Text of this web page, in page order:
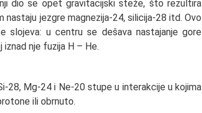
dio se opet gravitacijski steže, što rezultira
jezgre magnezija-24, silicija-28 itd. Ovo
slojeva: u centru se dešava nastajanje gore
iznad nje fuzija H – He.
28, Mg-24 i Ne-20 stupe u interakcije u kojima
ili obrnuto.